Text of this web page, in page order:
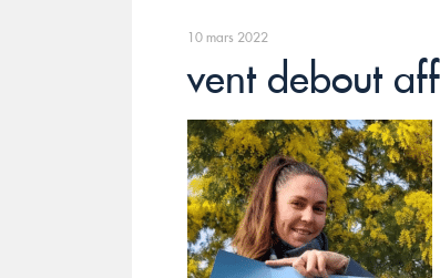
10 mars 2022
vent debout aff